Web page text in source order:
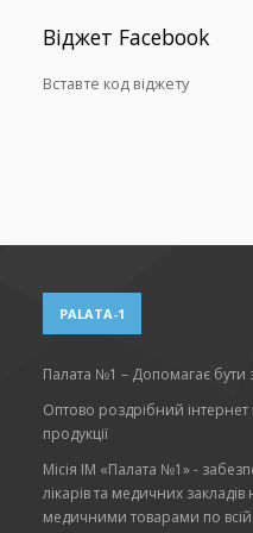
Віджет Facebook
Вставте код віджету
PALATA-1
Палата №1 – Допомагає бути
Оптово роздрібний
продукції
Місія ІМ «Палата №1» -
лікарів та медичних
медичними товарами по всій